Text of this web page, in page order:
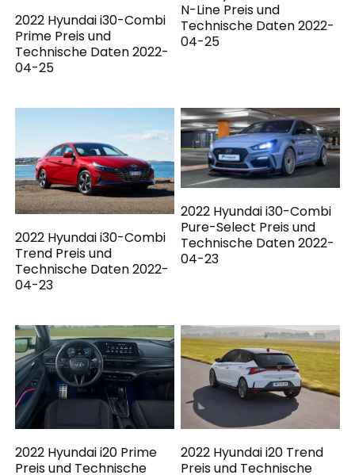
2022 Hyundai i30-Combi
Prime Preis und
Technische Daten 2022-
04-25
N-Line Preis und
Technische Daten 2022-
04-25
2022 Hyundai i30-Combi
Trend Preis und
Technische Daten 2022-
04-23
2022 Hyundai i30-Combi
Pure-Select Preis und
Technische Daten 2022-
04-23
2022 Hyundai i20 Prime
Preis und Technische
2022 Hyundai i20 Trend
Preis und Technische